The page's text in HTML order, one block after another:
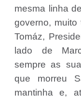
mesma linha
governo, muito
Tomáz,
lado de
sempre as
que morreu
mantinha e,